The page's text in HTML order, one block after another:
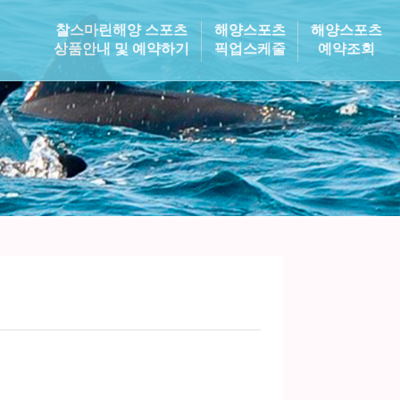
찰스마린해양 스포츠
상품안내 및 예약하기
해양스포츠
픽업스케줄
해양스포츠
예약조회